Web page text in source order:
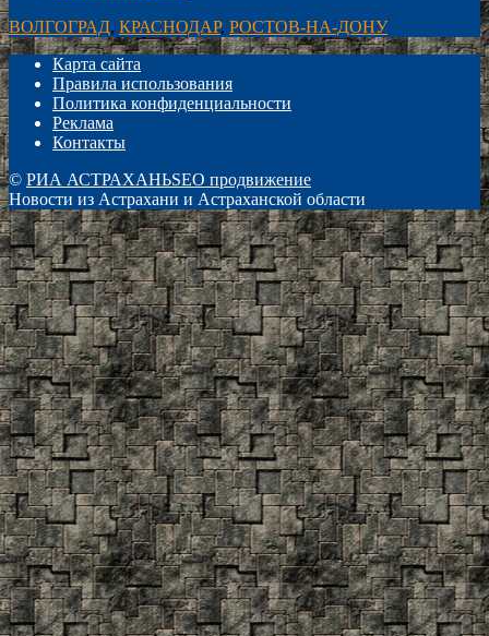
ВОЛГОГРАД, КРАСНОДАР, РОСТОВ-НА-ДОНУ
Карта сайта
Правила использования
Политика конфиденциальности
Реклама
Контакты
© РИА АСТРАХАНЬSEO продвижение
Новости из Астрахани и Астраханской области